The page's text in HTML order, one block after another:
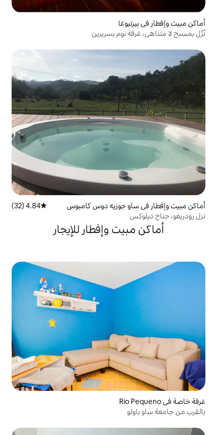
نوم بسريرين
جوزيه دوس كامبوس متوسط التقييم 4.84 من 5، 32 مراجعات
4.84 (32)
وإفطار للإيجار